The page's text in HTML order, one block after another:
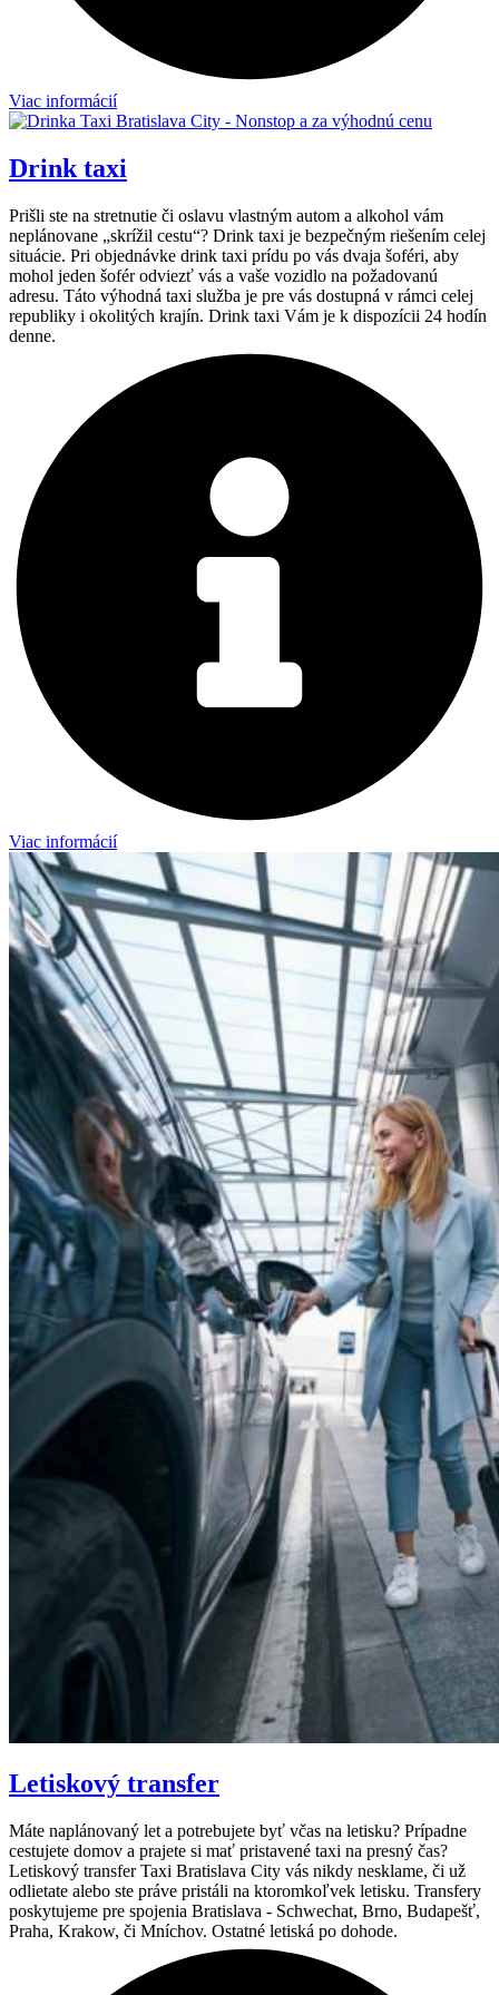
Viac informácií
Drink taxi
Prišli ste na stretnutie či oslavu vlastným autom a alkohol vám
neplánovane „skrížil cestu“? Drink taxi je bezpečným riešením celej
situácie. Pri objednávke drink taxi prídu po vás dvaja šoféri, aby
mohol jeden šofér odviezť vás a vaše vozidlo na požadovanú
adresu. Táto výhodná taxi služba je pre vás dostupná v rámci celej
republiky i okolitých krajín. Drink taxi Vám je k dispozícii 24 hodín
denne.
Viac informácií
Letiskový transfer
Máte naplánovaný let a potrebujete byť včas na letisku? Prípadne
cestujete domov a prajete si mať pristavené taxi na presný čas?
Letiskový transfer Taxi Bratislava City vás nikdy nesklame, či už
odlietate alebo ste práve pristáli na ktoromkoľvek letisku. Transfery
poskytujeme pre spojenia Bratislava - Schwechat, Brno, Budapešť,
Praha, Krakow, či Mníchov. Ostatné letiská po dohode.